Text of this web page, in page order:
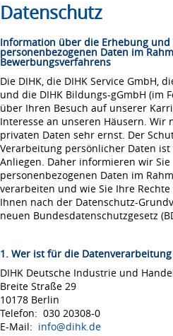
Datenschutz
Information über die Erhebung
personenbezogenen Daten im
Bewerbungsverfahrens
Die DIHK, die DIHK Service GmbH,
und die DIHK Bildungs-gGmbH (im
über Ihren Besuch auf unserer
Interesse an unseren Häusern. Wir
privaten Daten sehr ernst. Der
Verarbeitung persönlicher Daten
Anliegen. Daher informieren wir
personenbezogenen Daten im
verarbeiten und wie Sie Ihre
Ihnen nach der Datenschutz-
neuen Bundesdatenschutzgesetz
1. Wer ist für die
DIHK Deutsche Industrie und
Breite Straße 29
10178 Berlin
Telefon: 030 20308-0
E-Mail: info@dihk.de